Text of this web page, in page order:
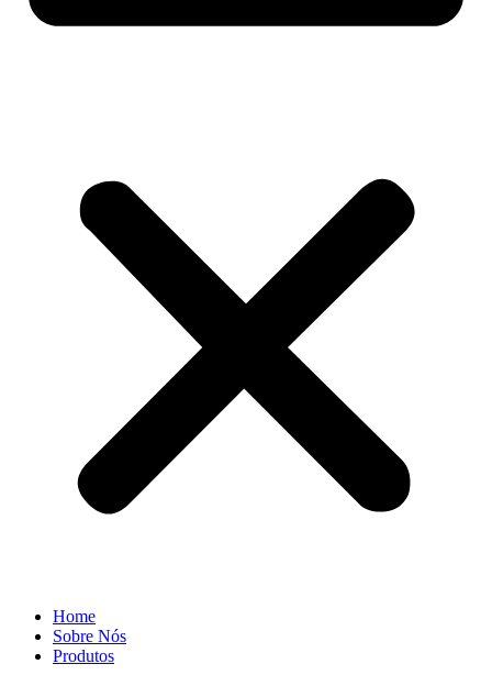
Home
Sobre Nós
Produtos